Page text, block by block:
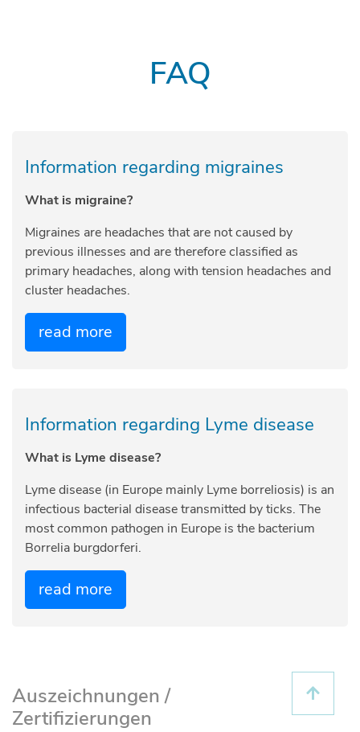
FAQ
Information regarding migraines
What is migraine?
Migraines are headaches that are not caused by
previous illnesses and are therefore classified as
primary headaches, along with tension headaches and
cluster headaches.
read more
Information regarding Lyme disease
What is Lyme disease?
Lyme disease (in Europe mainly Lyme borreliosis) is an
infectious bacterial disease transmitted by ticks. The
most common pathogen in Europe is the bacterium
Borrelia burgdorferi.
read more
Auszeichnungen /
Zertifizierungen